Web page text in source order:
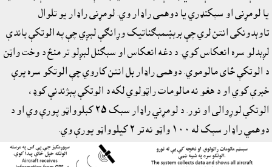
يا لومړنى او سېکنډري يا دوهمى راډار وي. لومړنى راډار يو تلوال
تاوېدونکى انتن لري چې برېښمېګناتيک وړانګې لېږي چې په الوتکې باندې
لږېدلو سره انعکاس کوي. د دغه انعکاس او سېګنل لېږلو تر منځ د وخت واټن
د الوتکې ځاى مالوموي. دوهمى راډار بل انتن کاروي چې الوتکو سره پرې
خبرې کوي او د هغو نه مالومات راټولوي لکه د الوتکې پېژندنې کوډ،
الوتکې لوړوالى او نور. د لومړني راډار سېک ٢٥ کېلوواټو پورې وي او د
دوهمي راډار سېک له ١٠٠ واټو نه تر ٢ کيلوواټو پورې وي.